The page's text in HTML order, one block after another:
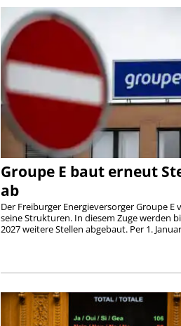
Groupe E baut erneut
ab
Der Freiburger Energieversorger Groupe E
seine Strukturen. In diesem Zuge werden
2027 weitere Stellen abgebaut. Per 1.